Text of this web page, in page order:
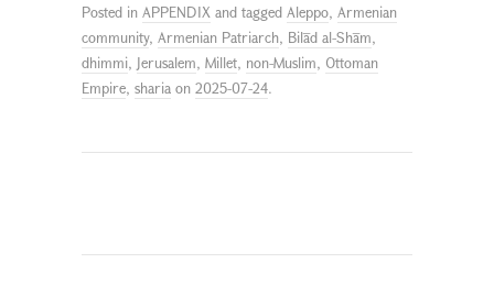
Posted in APPENDIX and tagged Aleppo, Armenian
community, Armenian Patriarch, Bilād al-Shām,
dhimmi, Jerusalem, Millet, non-Muslim, Ottoman
Empire, sharia on 2025-07-24.